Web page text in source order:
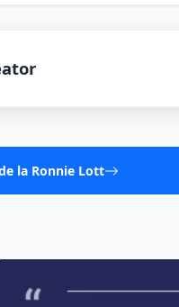
la Ronnie Lott